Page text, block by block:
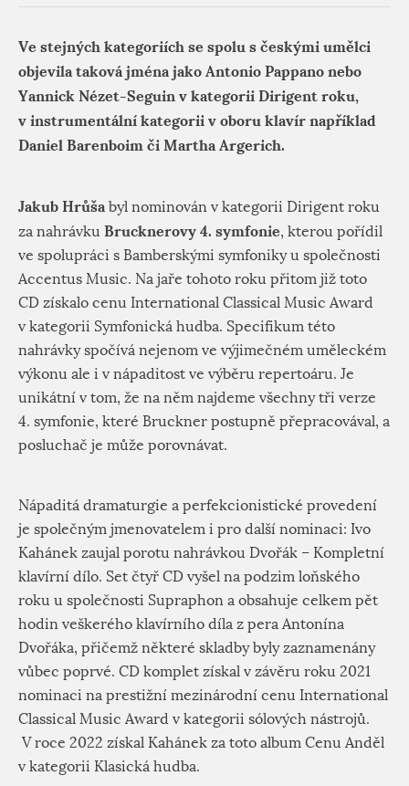
Ve stejných kategoriích se spolu s českými umělci
objevila taková jména jako Antonio Pappano nebo
Yannick Nézet-Seguin v kategorii Dirigent roku,
v instrumentální kategorii v oboru klavír například
Daniel Barenboim či Martha Argerich.
Jakub Hrůša byl nominován v kategorii Dirigent roku
za nahrávku Brucknerovy 4. symfonie, kterou pořídil
ve spolupráci s Bamberskými symfoniky u společnosti
Accentus Music. Na jaře tohoto roku přitom již toto
CD získalo cenu International Classical Music Award
v kategorii Symfonická hudba. Specifikum této
nahrávky spočívá nejenom ve výjimečném uměleckém
výkonu ale i v nápaditost ve výběru repertoáru. Je
unikátní v tom, že na něm najdeme všechny tři verze
4. symfonie, které Bruckner postupně přepracovával, a
posluchač je může porovnávat.
Nápaditá dramaturgie a perfekcionistické provedení
je společným jmenovatelem i pro další nominaci: Ivo
Kahánek zaujal porotu nahrávkou Dvořák – Kompletní
klavírní dílo. Set čtyř CD vyšel na podzim loňského
roku u společnosti Supraphon a obsahuje celkem pět
hodin veškerého klavírního díla z pera Antonína
Dvořáka, přičemž některé skladby byly zaznamenány
vůbec poprvé. CD komplet získal v závěru roku 2021
nominaci na prestižní mezinárodní cenu International
Classical Music Award v kategorii sólových nástrojů.
V roce 2022 získal Kahánek za toto album Cenu Anděl
v kategorii Klasická hudba.